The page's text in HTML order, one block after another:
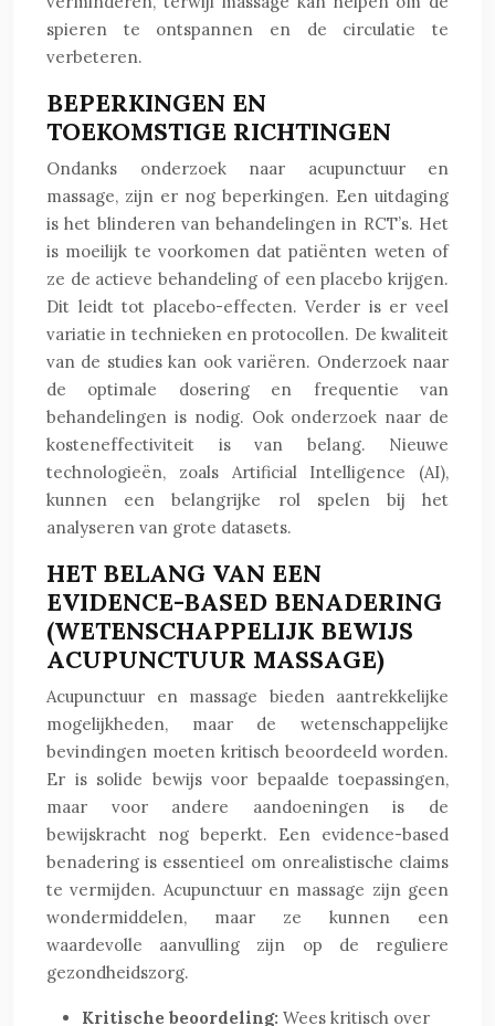
spieren te ontspannen en de circulatie te
verbeteren.
BEPERKINGEN EN
TOEKOMSTIGE RICHTINGEN
Ondanks onderzoek naar acupunctuur en
massage, zijn er nog beperkingen. Een uitdaging
is het blinderen van behandelingen in RCT’s. Het
is moeilijk te voorkomen dat patiënten weten of
ze de actieve behandeling of een placebo krijgen.
Dit leidt tot placebo-effecten. Verder is er veel
variatie in technieken en protocollen. De kwaliteit
van de studies kan ook variëren. Onderzoek naar
de optimale dosering en frequentie van
behandelingen is nodig. Ook onderzoek naar de
kosteneffectiviteit is van belang. Nieuwe
technologieën, zoals Artificial Intelligence (AI),
kunnen een belangrijke rol spelen bij het
analyseren van grote datasets.
HET BELANG VAN EEN
EVIDENCE-BASED BENADERING
(WETENSCHAPPELIJK BEWIJS
ACUPUNCTUUR MASSAGE)
Acupunctuur en massage bieden aantrekkelijke
mogelijkheden, maar de wetenschappelijke
bevindingen moeten kritisch beoordeeld worden.
Er is solide bewijs voor bepaalde toepassingen,
maar voor andere aandoeningen is de
bewijskracht nog beperkt. Een evidence-based
benadering is essentieel om onrealistische claims
te vermijden. Acupunctuur en massage zijn geen
wondermiddelen, maar ze kunnen een
waardevolle aanvulling zijn op de reguliere
gezondheidszorg.
Kritische beoordeling: Wees kritisch over